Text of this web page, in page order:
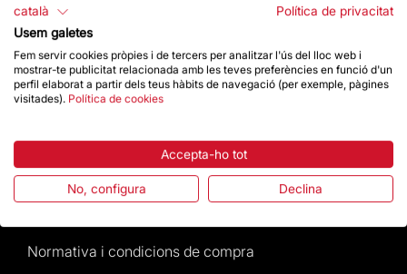
Destacats
Preguntes freqüents
Atenció al Visitant
Normativa i condicions de compra
català
Política de privacitat
Usem galetes
Fem servir cookies pròpies i de tercers per analitzar l'ús del lloc web i
mostrar-te publicitat relacionada amb les teves preferències en funció d'un
perfil elaborat a partir dels teus hàbits de navegació (per exemple, pàgines
visitades). Política de cookies
Accepta-ho tot
No, configura Declina